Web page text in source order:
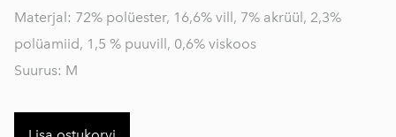
Materjal: 72% polüester, 16,6% vill, 7% akrüül, 2,3%
polüamiid, 1,5 % puuvill, 0,6% viskoos
Suurus: M